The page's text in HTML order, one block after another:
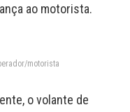
ao motorista.
motorista
o volante de